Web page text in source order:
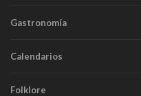
Gastronomía
Calendarios
Folklore